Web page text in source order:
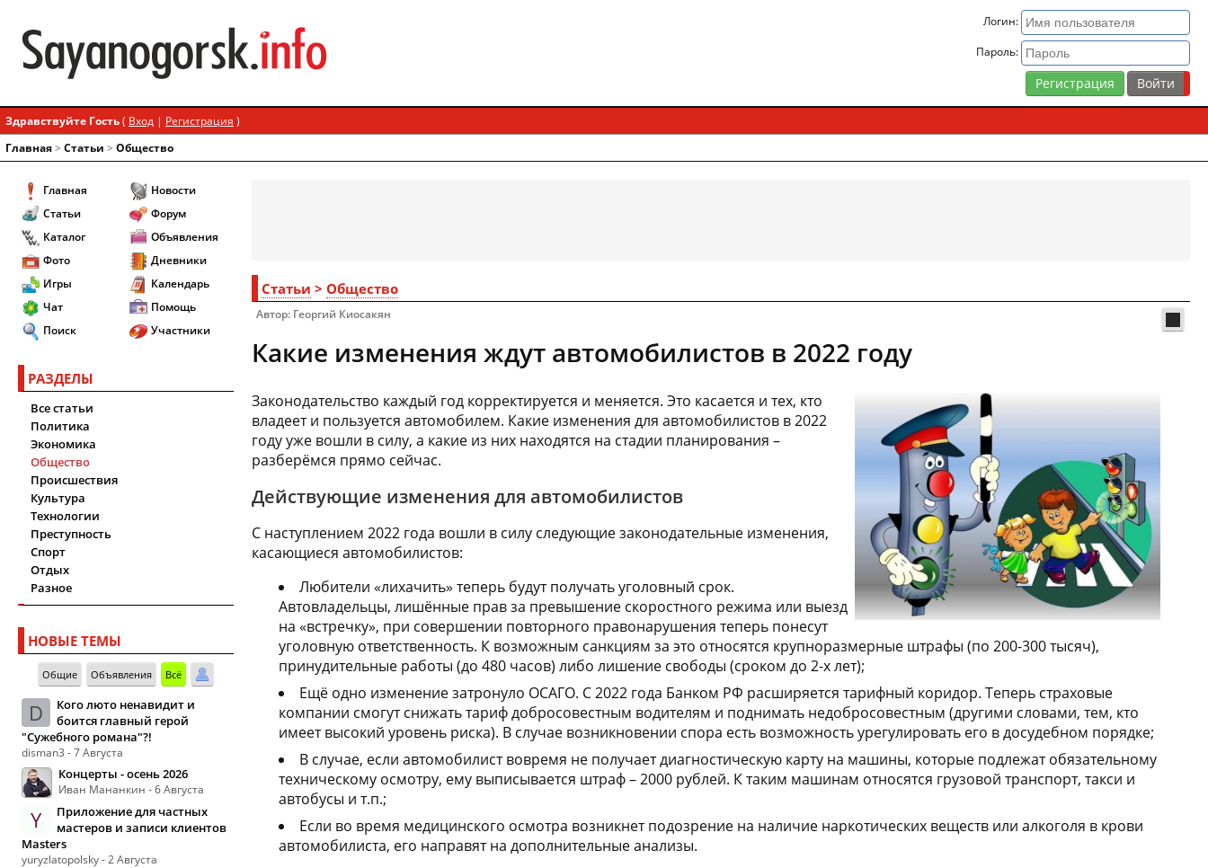
Логин:
Пароль:
Регистрация
Здравствуйте Гость( Вход | Регистрация )
Главная> Статьи > Общество
Главная
Статьи
Каталог
Фото
Игры
Чат
Поиск
Новости
Форум
Объявления
Дневники
Календарь
Помощь
Участники
РАЗДЕЛЫ
Все статьи
Политика
Экономика
Общество
Происшествия
Культура
Технологии
Преступность
Спорт
Отдых
Разное
НОВЫЕ ТЕМЫ
Общие Объявления Всё
D
Кого люто ненавидит и
боится главный герой
"Сужебного романа"?!
disman3 - 7 Августа
Концерты - осень 2026
Иван Мананкин - 6 Августа
Y
Приложение для частных
мастеров и записи клиентов
Masters
yuryzlatopolsky - 2 Августа
Статьи > Общество
Автор: Георгий Киосакян
Какие изменения ждут автомобилистов в 2022 году
Законодательство каждый год корректируется и меняется. Это касается и тех, кто
владеет и пользуется автомобилем. Какие изменения для автомобилистов в 2022
году уже вошли в силу, а какие из них находятся на стадии планирования –
разберёмся прямо сейчас.
Действующие изменения для автомобилистов
С наступлением 2022 года вошли в силу следующие законодательные изменения,
касающиеся автомобилистов:
Любители «лихачить» теперь будут получать уголовный срок.
Автовладельцы, лишённые прав за превышение скоростного режима или выезд
на «встречку», при совершении повторного правонарушения теперь понесут
уголовную ответственность. К возможным санкциям за это относятся крупноразмерные штрафы (по 200-300 тысяч),
принудительные работы (до 480 часов) либо лишение свободы (сроком до 2-х лет);
Ещё одно изменение затронуло ОСАГО. С 2022 года Банком РФ расширяется тарифный коридор. Теперь страховые
компании смогут снижать тариф добросовестным водителям и поднимать недобросовестным (другими словами, тем, кто
имеет высокий уровень риска). В случае возникновении спора есть возможность урегулировать его в досудебном порядке;
В случае, если автомобилист вовремя не получает диагностическую карту на машины, которые подлежат обязательному
техническому осмотру, ему выписывается штраф – 2000 рублей. К таким машинам относятся грузовой транспорт, такси и
автобусы и т.п.;
Если во время медицинского осмотра возникнет подозрение на наличие наркотических веществ или алкоголя в крови
автомобилиста, его направят на дополнительные анализы.